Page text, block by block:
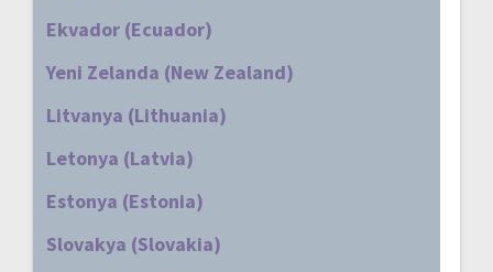
Ekvador (Ecuador)
Yeni Zelanda (New Zealand)
Litvanya (Lithuania)
Letonya (Latvia)
Estonya (Estonia)
Slovakya (Slovakia)